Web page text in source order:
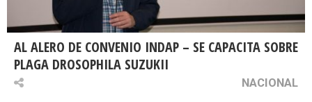
AL ALERO DE CONVENIO INDAP – SE CAPACITA SOBRE
PLAGA DROSOPHILA SUZUKII
NACIONAL